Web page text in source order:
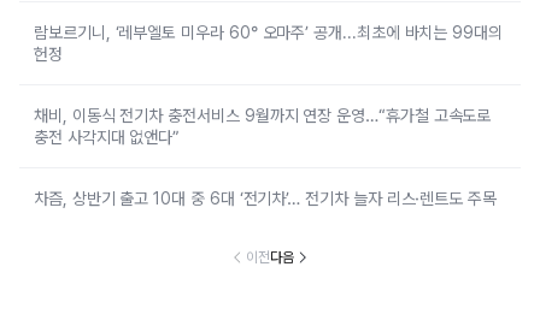
람보르기니, ‘레부엘토 미우라 60° 오마주’ 공개...최초에 바치는 99대의
헌정
채비, 이동식 전기차 충전서비스 9월까지 연장 운영…“휴가철 고속도로
충전 사각지대 없앤다”
차즘, 상반기 출고 10대 중 6대 ‘전기차’… 전기차 늘자 리스·렌트도 주목
이전다음